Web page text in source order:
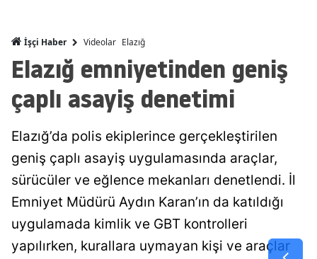
Kayseri
Kocaeli
Konya
Kütahya
Malatya
İşçi Haber Videolar Elazığ
Elazığ emniyetinden geniş
çaplı asayiş denetimi
Elazığ’da polis ekiplerince gerçekleştirilen
geniş çaplı asayiş uygulamasında araçlar,
sürücüler ve eğlence mekanları denetlendi. İl
Emniyet Müdürü Aydın Karan’ın da katıldığı
uygulamada kimlik ve GBT kontrolleri
yapılırken, kurallara uymayan kişi ve araçlar